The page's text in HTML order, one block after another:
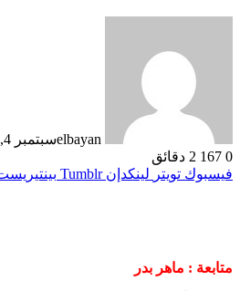
elbayanسبتمبر 4, 2023
0
2 دقائق
فيسبوك تويتر لينكدإن
متابعة : ماهر بدر